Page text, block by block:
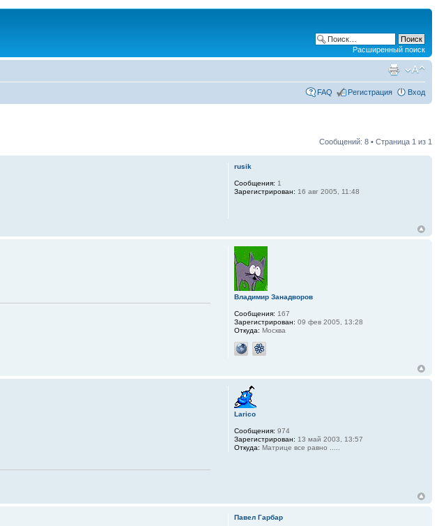
Расширенный поиск
FAQ Регистрация Вход
Сообщений: 8 • Страница 1 из 1
rusik
Сообщения: 1
Зарегистрирован: 16 авг 2005, 11:48
Владимир Занадворов
Сообщения: 167
Зарегистрирован: 09 фев 2005, 13:28
Откуда: Москва
Larico
Сообщения: 974
Зарегистрирован: 13 май 2003, 13:57
Откуда: Матрице все равно .....
Павел Гарбар